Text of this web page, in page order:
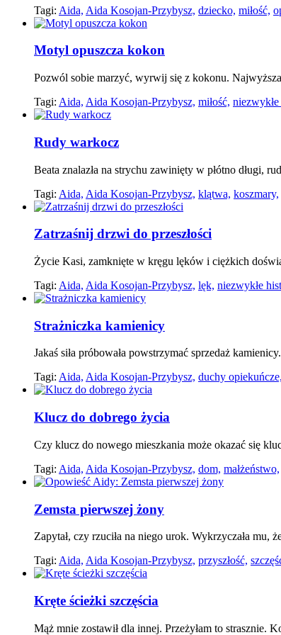
Tagi: Aida, Aida Kosojan-Przybysz, dziecko, miłość,
Motyl opuszcza kokon
Pozwól sobie marzyć, wyrwij się z kokonu.
Tagi: Aida, Aida Kosojan-Przybysz, miłość,
Rudy warkocz
Beata znalazła na strychu zawinięty w płótno długi,
Tagi: Aida, Aida Kosojan-Przybysz, klątwa, koszmary,
Zatrzaśnij drzwi do przeszłości
Życie Kasi, zamknięte w kręgu lęków i ciężkich
Tagi: Aida, Aida Kosojan-Przybysz, lęk, niezwykłe
Strażniczka kamienicy
Jakaś siła próbowała powstrzymać sprzedaż
Tagi: Aida, Aida Kosojan-Przybysz, duchy opiekuńcze,
Klucz do dobrego życia
Czy klucz do nowego mieszkania może okazać się
Tagi: Aida, Aida Kosojan-Przybysz, dom, małżeństwo,
Zemsta pierwszej żony
Zapytał, czy rzuciła na niego urok. Wykrzyczała mu,
Tagi: Aida, Aida Kosojan-Przybysz, przyszłość,
Kręte ścieżki szczęścia
Mąż mnie zostawił dla innej. Przeżyłam to strasznie.